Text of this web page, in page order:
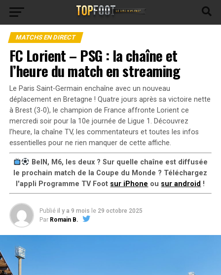
MATCHS EN DIRECT
FC Lorient – PSG : la chaîne et
l’heure du match en streaming
Le Paris Saint-Germain enchaîne avec un nouveau
déplacement en Bretagne ! Quatre jours après sa victoire nette
à Brest (3-0), le champion de France affronte Lorient ce
mercredi soir pour la 10e journée de Ligue 1. Découvrez
l’heure, la chaîne TV, les commentateurs et toutes les infos
essentielles pour ne rien manquer de cette affiche.
BeIN, M6, les deux ? Sur quelle chaîne est diffusée
le prochain match de la Coupe du Monde ? Téléchargez
l'appli Programme TV Foot sur iPhone ou sur android !
Publié il y a 9 mois le 29 octobre 2025
Par Romain B.